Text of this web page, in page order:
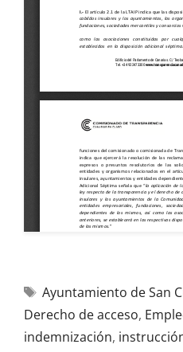
Ayuntamiento de San
Derecho de acceso,
indemnización,